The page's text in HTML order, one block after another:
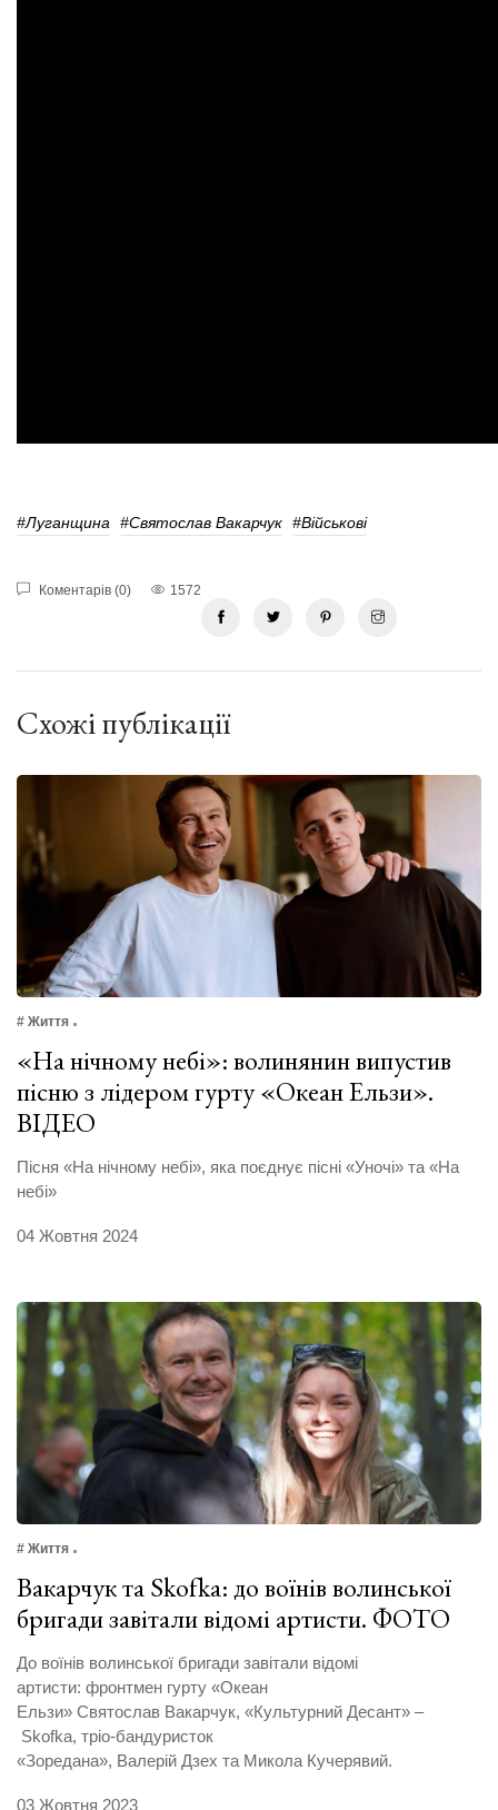
#Луганщина #святослав Вакарчук #Військові
Коментарів (0) 1572
Схожі публікації
# Життя
«На нічному небі»: волинянин випустив
пісню з лідером гурту «Океан Ельзи».
ВІДЕО
Пісня «На нічному небі», яка поєднує пісні «Уночі» та «На
небі»
04 Жовтня 2024
# Життя
Вакарчук та Skofka: до воїнів волинської
бригади завітали відомі артисти. ФОТО
До воїнів волинської бригади завітали відомі
артисти: фронтмен гурту «Океан
Ельзи» Святослав Вакарчук, «Культурний Десант» –
Skofka, тріо-бандуристок
«Зоредана», Валерій Дзех та Микола Кучерявий.
03 Жовтня 2023